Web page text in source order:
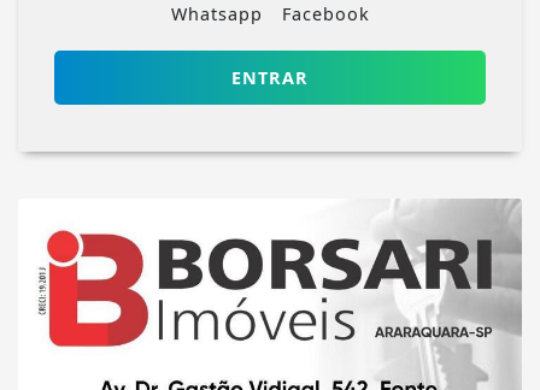
Whatsapp Facebook
ENTRAR